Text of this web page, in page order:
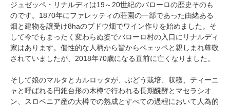
ジュゼッペ・リナルディは19～20世紀のバローロの歴史そのも
のです。1870年にファレッティの荘園の一部であった由緒ある
畑と建物を譲受け8haのブドウ畑でワイン作りを始めました。そ
して今でもまったく変わらぬ姿でバローロ村の入口にリナルディ
家はあります。個性的な人柄から皆からベェッペと親しまれ尊敬
されていましたが、2018年70歳になる直前に亡くなりました。
そして娘のマルタとカルロッタが、ぶどう栽培、収穫、ティーニ
ャと呼ばれる円錐台形の木樽で行われる長期醗酵とマセラシオ
ン、スロベニア産の大樽での熟成とすべての過程において人為的